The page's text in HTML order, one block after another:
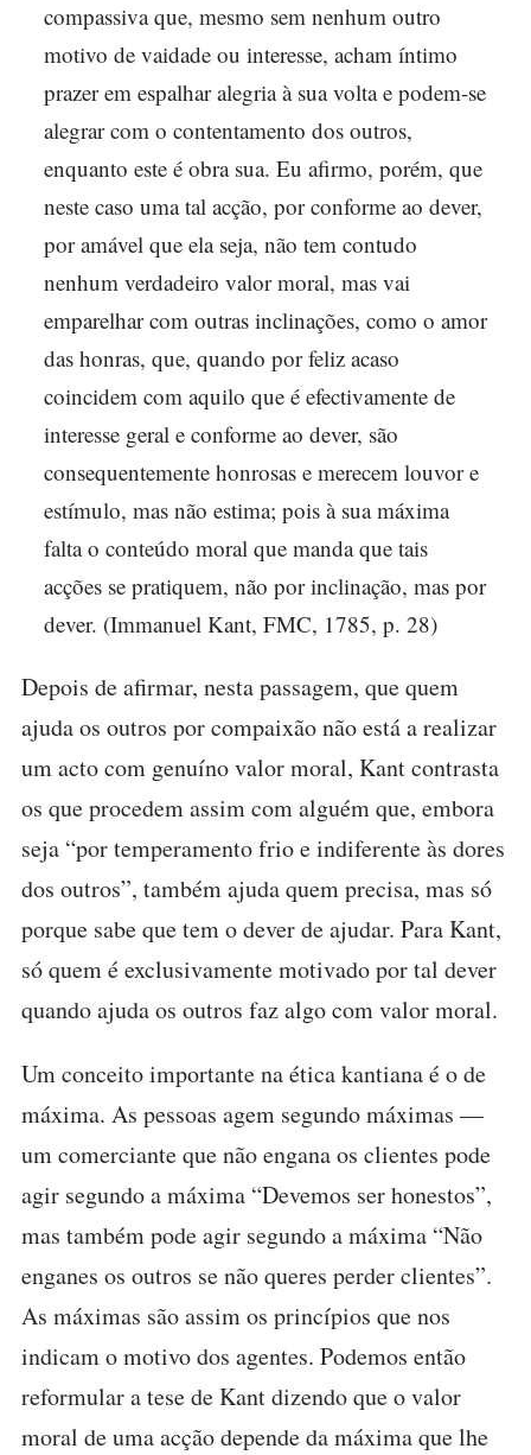
compassiva que, mesmo sem nenhum outro
motivo de vaidade ou interesse, acham íntimo
prazer em espalhar alegria à sua volta e podem-se
alegrar com o contentamento dos outros,
enquanto este é obra sua. Eu afirmo, porém, que
neste caso uma tal acção, por conforme ao dever,
por amável que ela seja, não tem contudo
nenhum verdadeiro valor moral, mas vai
emparelhar com outras inclinações, como o amor
das honras, que, quando por feliz acaso
coincidem com aquilo que é efectivamente de
interesse geral e conforme ao dever, são
consequentemente honrosas e merecem louvor e
estímulo, mas não estima; pois à sua máxima
falta o conteúdo moral que manda que tais
acções se pratiquem, não por inclinação, mas por
dever. (Immanuel Kant, FMC, 1785, p. 28)
Depois de afirmar, nesta passagem, que quem
ajuda os outros por compaixão não está a realizar
um acto com genuíno valor moral, Kant contrasta
os que procedem assim com alguém que, embora
seja “por temperamento frio e indiferente às dores
dos outros”, também ajuda quem precisa, mas só
porque sabe que tem o dever de ajudar. Para Kant,
só quem é exclusivamente motivado por tal dever
quando ajuda os outros faz algo com valor moral.
Um conceito importante na ética kantiana é o de
máxima. As pessoas agem segundo máximas —
um comerciante que não engana os clientes pode
agir segundo a máxima “Devemos ser honestos”,
mas também pode agir segundo a máxima “Não
enganes os outros se não queres perder clientes”.
As máximas são assim os princípios que nos
indicam o motivo dos agentes. Podemos então
reformular a tese de Kant dizendo que o valor
moral de uma acção depende da máxima que lhe